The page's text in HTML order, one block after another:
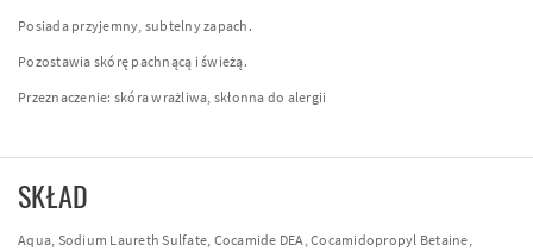
Posiada przyjemny, subtelny zapach.
Pozostawia skórę pachnącą i świeżą.
Przeznaczenie: skóra wrażliwa, skłonna do alergii
SKŁAD
Aqua, Sodium Laureth Sulfate, Cocamide DEA, Cocamidopropyl Betaine,